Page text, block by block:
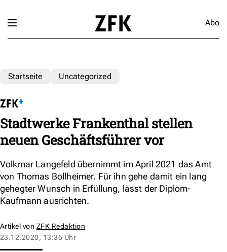
Abo
Startseite Uncategorized
Stadtwerke Frankenthal stellen
neuen Geschäftsführer vor
Volkmar Langefeld übernimmt im April 2021 das Amt
von Thomas Bollheimer. Für ihn gehe damit ein lang
gehegter Wunsch in Erfüllung, lässt der Diplom-
Kaufmann ausrichten.
Artikel von ZFK Redaktion
23.12.2020, 13:36 Uhr